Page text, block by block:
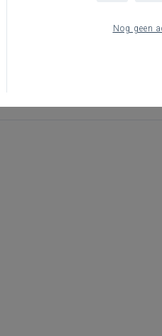
Ondernemerschap
de krachtlijnen en
toegelicht. Je vindt er
Nog geen